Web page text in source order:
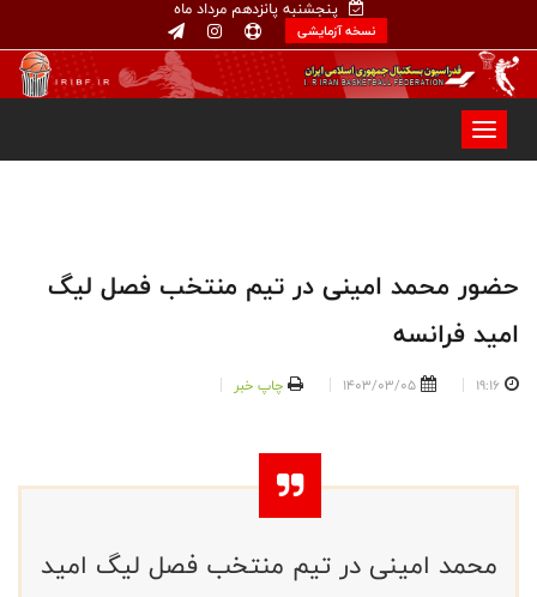
پنجشنبه پانزدهم مرداد ماه
نسخه آزمایشی
حضور محمد امینی در تیم منتخب فصل لیگ
امید فرانسه
19:16
1403/03/05 چاپ خبر
محمد امینی در تیم منتخب فصل لیگ امید